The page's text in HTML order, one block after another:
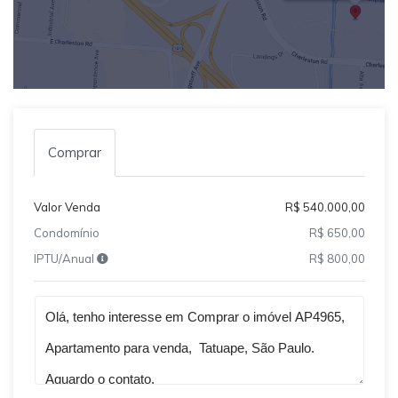
Comprar
Valor Venda
R$ 540.000,00
Condomínio
R$ 650,00
IPTU/Anual
R$ 800,00